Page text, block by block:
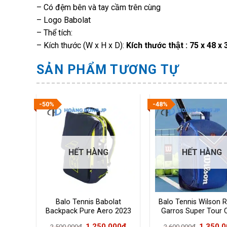
– Có đệm bên và tay cầm trên cùng
– Logo Babolat
– Thể tích:
– Kích thước (W x H x D): Kích thước thật : 75 x 48 x
SẢN PHẨM TƯƠNG TỰ
-50%
HẾT HÀNG
Balo Tennis Babolat
Backpack Pure Aero 2023
-48%
HẾT HÀNG
Balo Tennis Wilson
Garros Super Tour